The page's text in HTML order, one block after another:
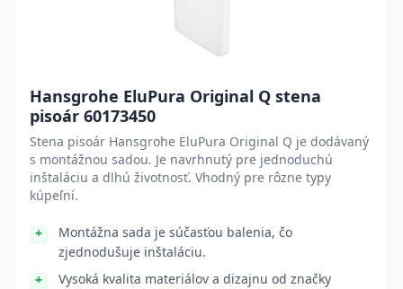
Hansgrohe EluPura Original Q stena
pisoár 60173450
Stena pisoár Hansgrohe EluPura Original Q je dodávaný
s montážnou sadou. Je navrhnutý pre jednoduchú
inštaláciu a dlhú životnosť. Vhodný pre rôzne typy
kúpeľní.
Montážna sada je súčasťou balenia, čo
zjednodušuje inštaláciu.
Vysoká kvalita materiálov a dizajnu od značky